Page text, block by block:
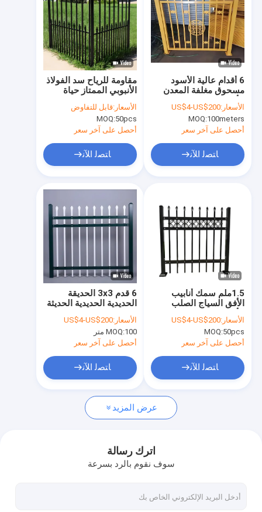
المنتجات
برنامج VR
حولنا
مراقبة الجودة
اتصل بنا
أخبار
اطلب عرض أسعار
سياج شبكي من الأسلاك المعدنية
السياج المؤقت المعدني
مقاومة للرياح سد الفولاذ
الأنبوبي الممتاز حياة
طويلة سد المزرعة
الأسعار:قابل للتفاوض
MOQ:50pcs
أحصل على آخر سعر
ﺎﺘﺼﻟ ﺍﻶﻧ
6 أقدام عالية الأسود
مسحوق مغلفة المعدن
الأسطواني الحديد السياج
الأسعار:US$4-US$200
MOQ:100meters
أحصل على آخر سعر
ﺎﺘﺼﻟ ﺍﻶﻧ
6 قدم 3x3 الحديقة
الحديدية الحديدية الحديثة
الأسعار:US$4-US$200
MOQ:100 متر
أحصل على آخر سعر
ﺎﺘﺼﻟ ﺍﻶﻧ
1.5ملم سمك أنابيب
الأفق السياج الصلب
للحماية الدائمة
الأسعار:US$4-US$200
MOQ:50pcs
أحصل على آخر سعر
ﺎﺘﺼﻟ ﺍﻶﻧ
عرض المزيد
اترك رسالة
سوف نقوم بالرد بسرعة